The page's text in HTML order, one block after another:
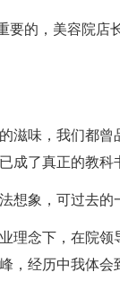
的，美容院店
味，我们都曾
成了真正的教科
象，可过去的
念下，在院领
，经历中我体会